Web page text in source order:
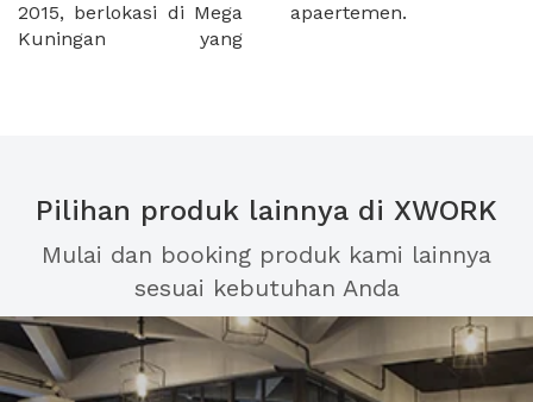
2015, berlokasi di Mega
Kuningan yang
apaertemen.
Pilihan produk lainnya di XWORK
Mulai dan booking produk kami lainnya
sesuai kebutuhan Anda